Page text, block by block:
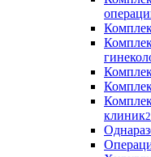
клиник2